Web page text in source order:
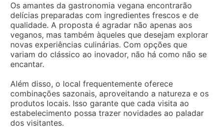
Os amantes da gastronomia vegana encontrarão
delícias preparadas com ingredientes frescos e de
qualidade. A proposta é agradar não apenas aos
veganos, mas também àqueles que desejam explorar
novas experiências culinárias. Com opções que
variam do clássico ao inovador, não há como não se
encantar.
Além disso, o local frequentemente oferece
combinações sazonais, aproveitando a natureza e os
produtos locais. Isso garante que cada visita ao
estabelecimento possa trazer novidades ao paladar
dos visitantes.